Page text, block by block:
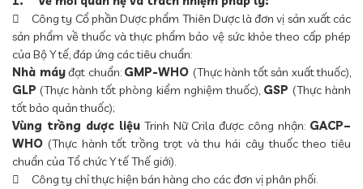

Công ty Cổ phần Dược phẩm Thiên Dược là đơn vị sản xuất các
sản phẩm về thuốc và thực phẩm bảo vệ sức khỏe theo cấp phép
của Bộ Y tế, đáp ứng các tiêu chuẩn:
Nhà máyđạt chuẩn: GMP-WHO (Thực hành tốt sản xuất thuốc),
GLP (Thực hành tốt phòng kiểm nghiệm thuốc), GSP (Thực hành
tốt bảo quản thuốc);
Vùng trồng dược liệuTrinh Nữ Crila được công nhận: GACP–
WHO (Thực hành tốt trồng trọt và thu hái cây thuốc theo tiêu
chuẩn của Tổ chức Y tế Thế giới).

Công ty chỉ thực hiện bán hàng cho các đơn vị phân phối.